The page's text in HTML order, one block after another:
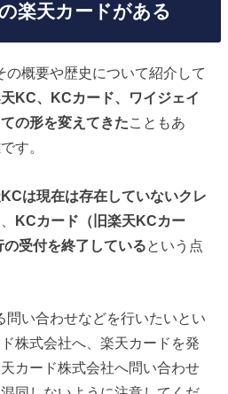
楽天カードがある
概要や歴史について紹介して
KC、KCカード、ワイジェイ
の形を変えてきたこともあ
す。
KCは現在は存在していないクレ
KCカード（旧楽天KCカー
受付を終了しているという点
問い合わせなどを行いたいとい
株式会社へ、楽天カードを発
カード株式会社へ問い合わせ